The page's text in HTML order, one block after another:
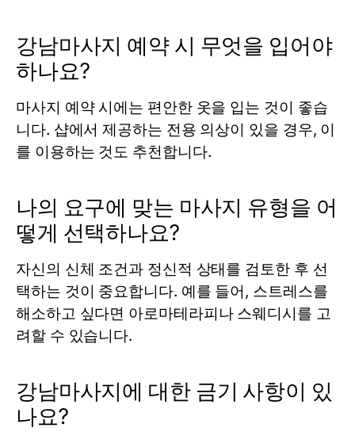
강남마사지 예약 시 무엇을 입어야
하나요?
마사지 예약 시에는 편안한 옷을 입는 것이 좋습
니다. 샵에서 제공하는 전용 의상이 있을 경우, 이
를 이용하는 것도 추천합니다.
나의 요구에 맞는 마사지 유형을 어
떻게 선택하나요?
자신의 신체 조건과 정신적 상태를 검토한 후 선
택하는 것이 중요합니다. 예를 들어, 스트레스를
해소하고 싶다면 아로마테라피나 스웨디시를 고
려할 수 있습니다.
강남마사지에 대한 금기 사항이 있
나요?